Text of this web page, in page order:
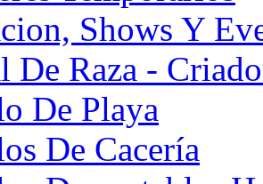
Shows Y
De Raza -
De Playa
De Cacería